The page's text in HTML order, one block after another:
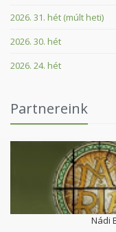
2026. 31. hét (múlt heti)
2026. 30. hét
2026. 24. hét
Partnereink
Nádi